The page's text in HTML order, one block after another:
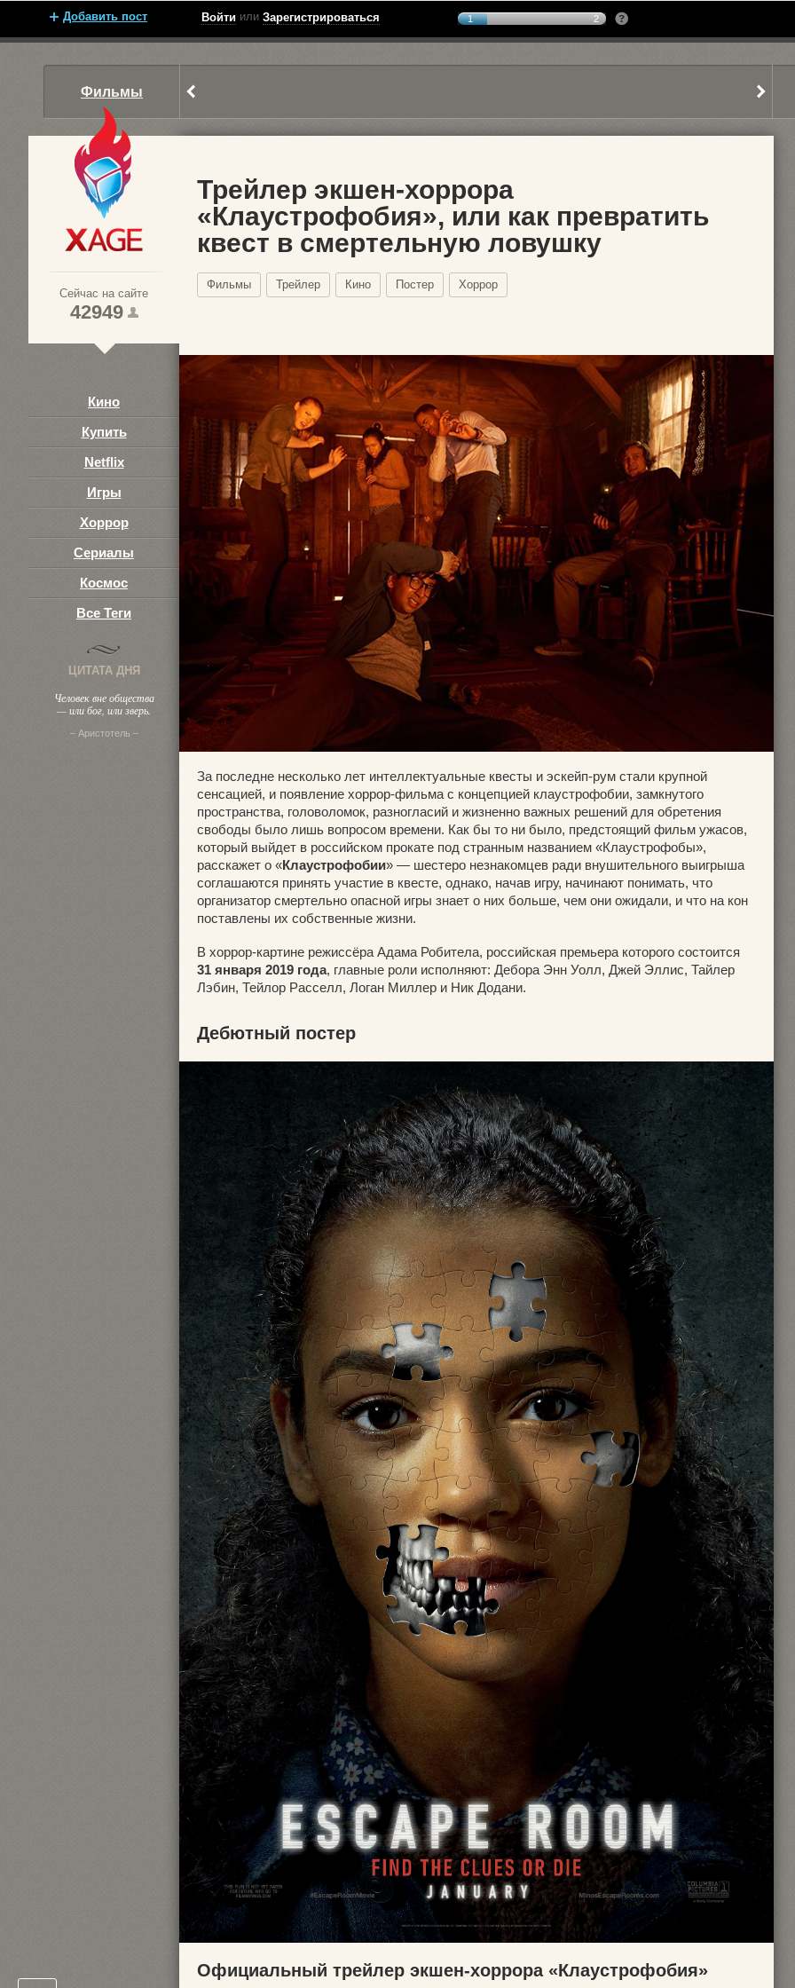
Добавить пост Войти или Зарегистрироваться 1 2
Фильмы
1
Сейчас на сайте
42949
Кино
Купить
Netflix
Игры
Хоррор
Сериалы
Космос
Все Теги
ЦИТАТА ДНЯ
Человек вне общества
— или бог, или зверь.
– Аристотель –
Трейлер экшен-хоррора
«Клаустрофобия», или как превратить
квест в смертельную ловушку
Фильмы Трейлер Кино Постер Хоррор
За последне несколько лет интеллектуальные квесты и эскейп-рум стали крупной
сенсацией, и появление хоррор-фильма с концепцией клаустрофобии, замкнутого
пространства, головоломок, разногласий и жизненно важных решений для обретения
свободы было лишь вопросом времени. Как бы то ни было, предстоящий фильм ужасов,
который выйдет в российском прокате под странным названием «Клаустрофобы»,
расскажет о «Клаустрофобии» — шестеро незнакомцев ради внушительного выигрыша
соглашаются принять участие в квесте, однако, начав игру, начинают понимать, что
организатор смертельно опасной игры знает о них больше, чем они ожидали, и что на кон
поставлены их собственные жизни.
В хоррор-картине режиссёра Адама Робитела, российская премьера которого состоится
31 января 2019 года, главные роли исполняют: Дебора Энн Уолл, Джей Эллис, Тайлер
Лэбин, Тейлор Расселл, Логан Миллер и Ник Додани.
Дебютный постер
Официальный трейлер экшен-хоррора «Клаустрофобия»